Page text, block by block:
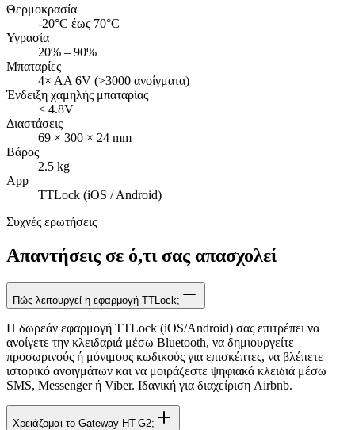
Θερμοκρασία
-20°C έως 70°C
Υγρασία
20% – 90%
Μπαταρίες
4× AA 6V (>3000 ανοίγματα)
Ένδειξη χαμηλής μπαταρίας
< 4.8V
Διαστάσεις
69 × 300 × 24 mm
Βάρος
2.5 kg
App
TTLock (iOS / Android)
Συχνές ερωτήσεις
Απαντήσεις σε ό,τι σας απασχολεί
Πώς λειτουργεί η εφαρμογή TTLock;
Η δωρεάν εφαρμογή TTLock (iOS/Android) σας επιτρέπει να
ανοίγετε την κλειδαριά μέσω Bluetooth, να δημιουργείτε
προσωρινούς ή μόνιμους κωδικούς για επισκέπτες, να βλέπετε
ιστορικό ανοιγμάτων και να μοιράζεστε ψηφιακά κλειδιά μέσω
SMS, Messenger ή Viber. Ιδανική για διαχείριση Airbnb.
Χρειάζομαι το Gateway HT-G2;